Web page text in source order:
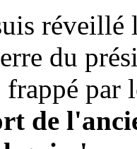
réveillé
du
par
de